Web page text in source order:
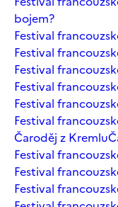
bojem?
Festival
Festival
Festival
Festival
Festival
Festival
Čaroděj z Kremlu
Festival
Festival
Festival